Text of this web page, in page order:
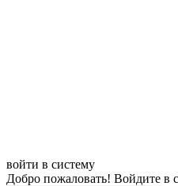
войти в систему
Добро пожаловать! Войдите в